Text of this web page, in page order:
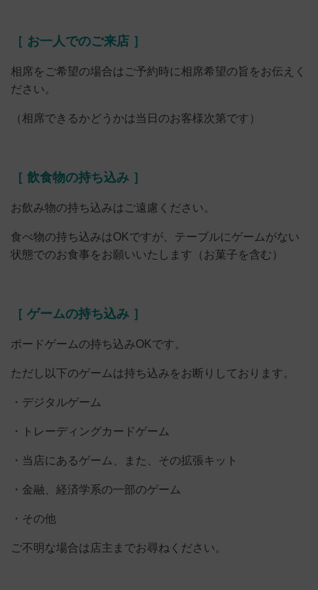
［ お一人でのご来店 ］
相席をご希望の場合はご予約時に相席希望の旨をお伝えく
ださい。
（相席できるかどうかは当日のお客様次第です）
［ 飲食物の持ち込み ］
お飲み物の持ち込みはご遠慮ください。
食べ物の持ち込みはOKですが、テーブルにゲームがない
状態でのお食事をお願いいたします（お菓子を含む）
［ ゲームの持ち込み ］
ボードゲームの持ち込みOKです。
ただし以下のゲームは持ち込みをお断りしております。
・デジタルゲーム
・トレーディングカードゲーム
・当店にあるゲーム、また、その拡張キット
・金融、経済学系の一部のゲーム
・その他
ご不明な場合は店主までお尋ねください。